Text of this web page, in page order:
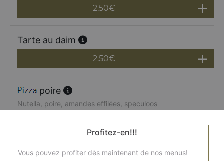
2.50€
Tarte au daim
2.50€
poire
Nutella, poire, amandes effilées, speculoos
pomme
Profitez-en!!!
Vous pouvez profiter dès maintenant de nos menus!